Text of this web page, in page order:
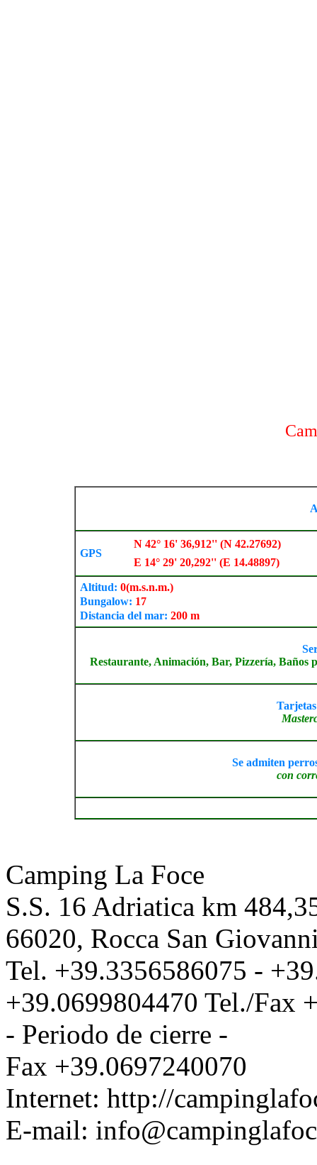
GPS
N 42° 16' 36,912'' (N 42.27692)
E 14° 29' 20,292'' (E 14.48897)
Altitud: 0(m.s.n.m.)
Bungalow: 17
Distancia del mar: 200 m
Restaurante, Animación, Bar, Pizzería, Baños
Se admiten
con
Camping La Foce
S.S. 16 Adriatica km
66020, Rocca San
Tel. +39.3356586075 -
+39.0699804470 Tel./Fax
- Periodo de cierre -
Fax +39.0697240070
Internet: http://
E-mail: